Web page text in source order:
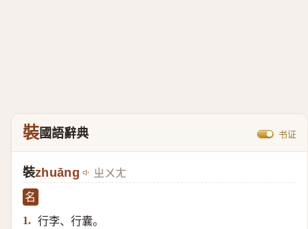
裝國語辭典 书证
裝zhuāng ㄓㄨㄤ
名
1. 行李、行囊。